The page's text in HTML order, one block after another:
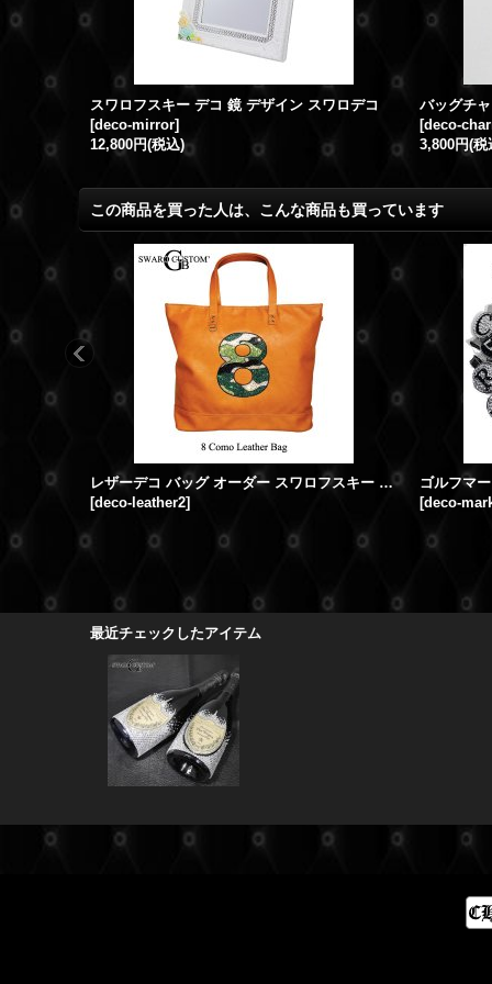
スワロフスキー デコ 鏡 デザイン スワロデコ
[deco-mirror]
12,800円(税込)
[deco-
3,800円(税
この商品を買った人は、こんな商品も買っています
レザーデコ バッグ オーダー スワロフスキー デコ
[deco-leather2]
ゴルフマ
[deco-
最近チェックしたアイテム